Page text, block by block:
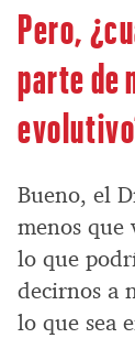
Pero,
parte de
Bueno, el
menos
lo que
decirnos a
lo que sea